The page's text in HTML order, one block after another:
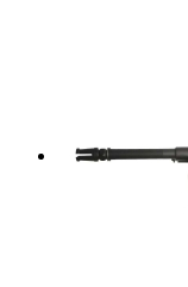
M17
VIDEO
aluminio ligero